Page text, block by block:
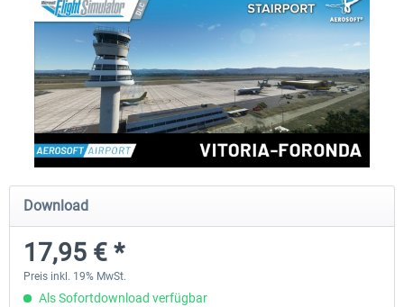
Aerosoft Mega Airport Brüssel
24,95 € *
Aerosoft Airport Köln/
Download
17,95 € *
Preis inkl. 19% MwSt.
Als Sofortdownload verfügbar